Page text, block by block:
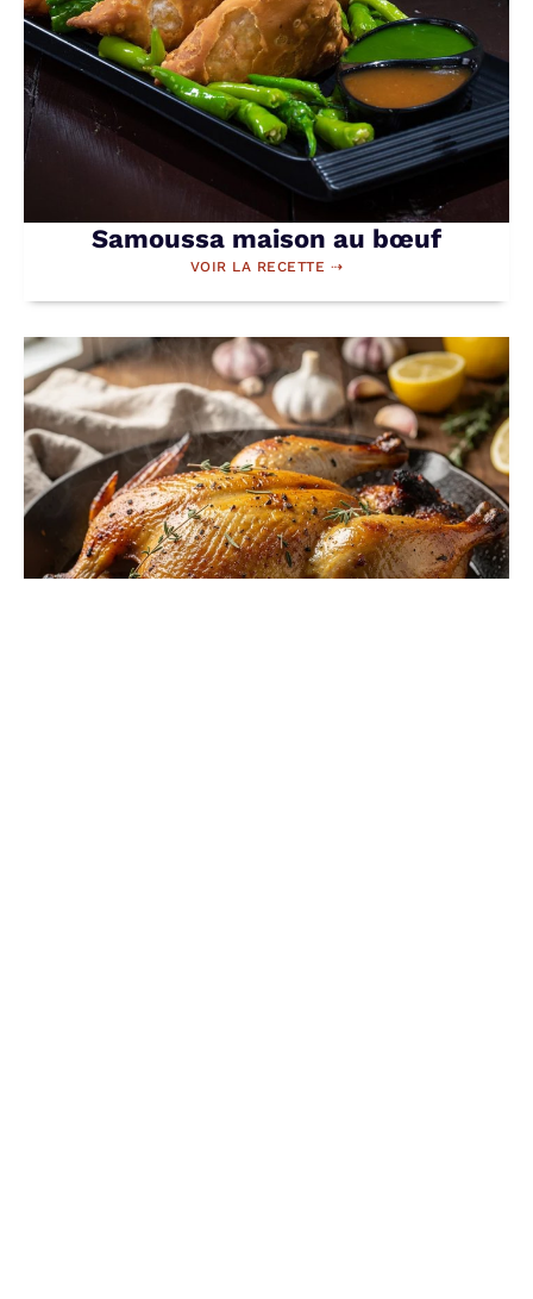
Samoussa maison au bœuf
VOIR LA RECETTE ⇢